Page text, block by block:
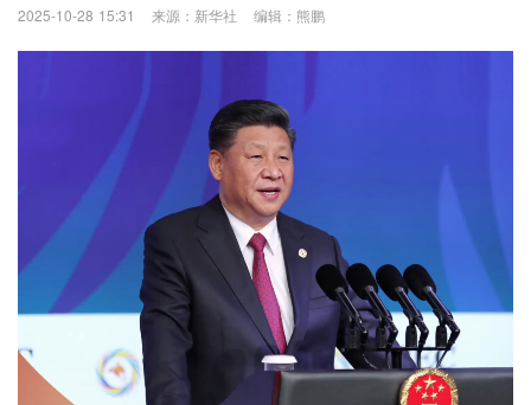
2025-10-28 15:31 来源：新华社 编辑：熊鹏